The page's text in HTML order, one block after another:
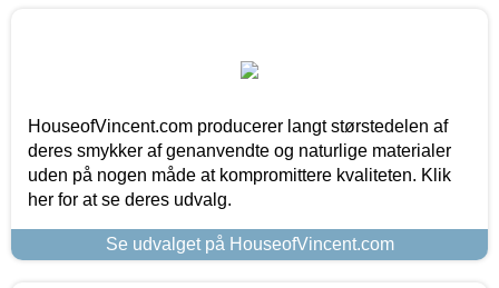
HouseofVincent.com producerer langt størstedelen af
deres smykker af genanvendte og naturlige materialer
uden på nogen måde at kompromittere kvaliteten. Klik
her for at se deres udvalg.
Se udvalget på HouseofVincent.com